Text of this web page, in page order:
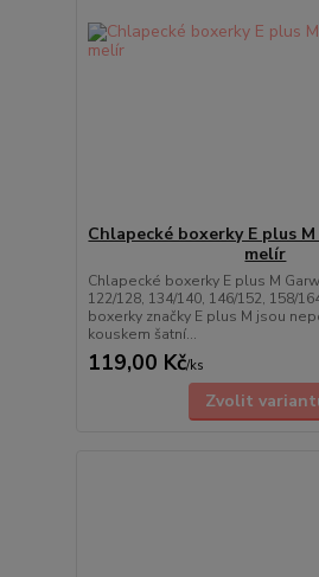
Chlapecké boxerky E plus
melír
Chlapecké boxerky E plus M
122/128, 134/140, 146/152, 158/
boxerky značky E plus M jsou
kouskem šatní...
119,00 Kč/ks
Zvolit